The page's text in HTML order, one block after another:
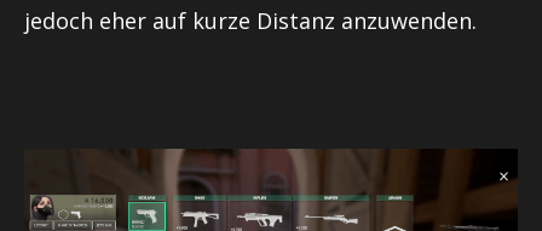
jedoch eher auf kurze Distanz anzuwenden.